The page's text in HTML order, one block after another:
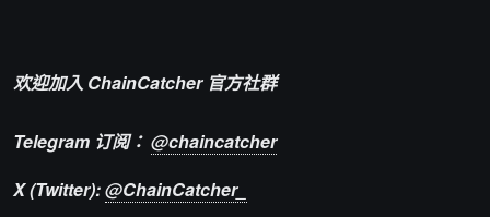
欢迎加入 ChainCatcher 官方社群
Telegram 订阅： @chaincatcher
X (Twitter):@ChainCatcher_